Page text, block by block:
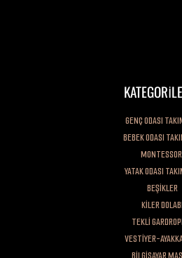
GENÇ ODASI
BEBEK ODASI
YATAK ODASI
BEŞİKLER
KİLER DOLABI
TEKLİ
VESTİYER-